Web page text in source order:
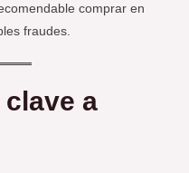
comprar en
fraudes.
a